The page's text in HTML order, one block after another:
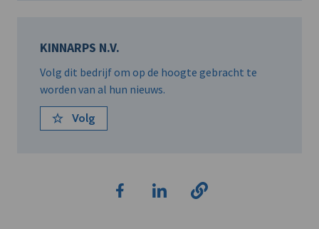
KINNARPS N.V.
Volg dit bedrijf om op de hoogte gebracht te
worden van al hun nieuws.
Volg